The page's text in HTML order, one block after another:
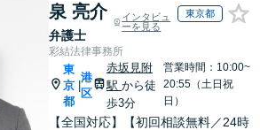
泉 亮介
弁護士
インタビュ
ーを見る
東京都
彩結法律事務所
東
京
都
港
区
赤坂見附
駅 から徒
歩3分
営業時間：10:00~
20:55（土日祝
日）
【全国対応】【初回相談無料／24時